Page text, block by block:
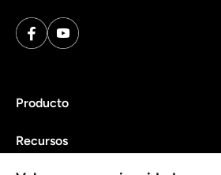
Producto
Recursos